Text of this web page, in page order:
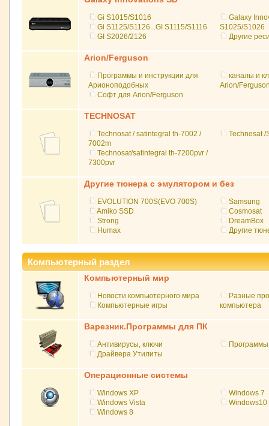
Gi S1015/S1016
Gi S1125/S1126...GI S1115/S1116
GI S2026/2126
Galaxy
S1025/S1026
Другие
Аrion/Ferguson
Программы и инструкции для
Арионоподобных
Софт для Аrion/Ferguson
каналы и
Аrion/
TECHNOSAT
Technosat / satintegral th-7002 /
7002m
Technosat/satintegral th-7200pvr /
7300pvr
Technosat /
Другие тюнера с эмулятором и без
EVOLUTION 700S(EVO 700S)
Amiko SSD
Strong
Humax
Samsung
Cosmosat
DreamBox
Другие
Компьютерный раздел
Компьютерный мир
Новости компьютерного мира
Компьютерные игры
Разные
компьютера
Варезник.Программы для ПК
Антивирусы, ключи
Драйвера Утилиты
Операционные системы
Windows XP
Windows Vista
Windows 8
Windows 7
Windows10